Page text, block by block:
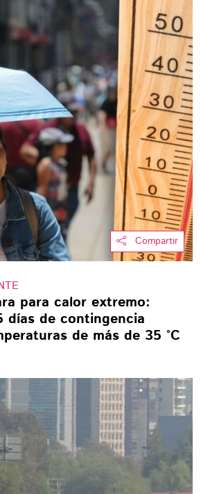
Compartir
para calor extremo:
días de contingencia
de más de 35 °C